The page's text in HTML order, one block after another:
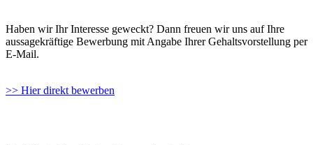
Haben wir Ihr Interesse geweckt? Dann freuen wir uns auf Ihre
aussagekräftige Bewerbung mit Angabe Ihrer Gehaltsvorstellung per
E-Mail.
>> Hier direkt bewerben